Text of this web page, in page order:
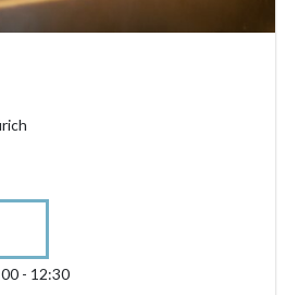
09:00 - 12:30
- 12:30